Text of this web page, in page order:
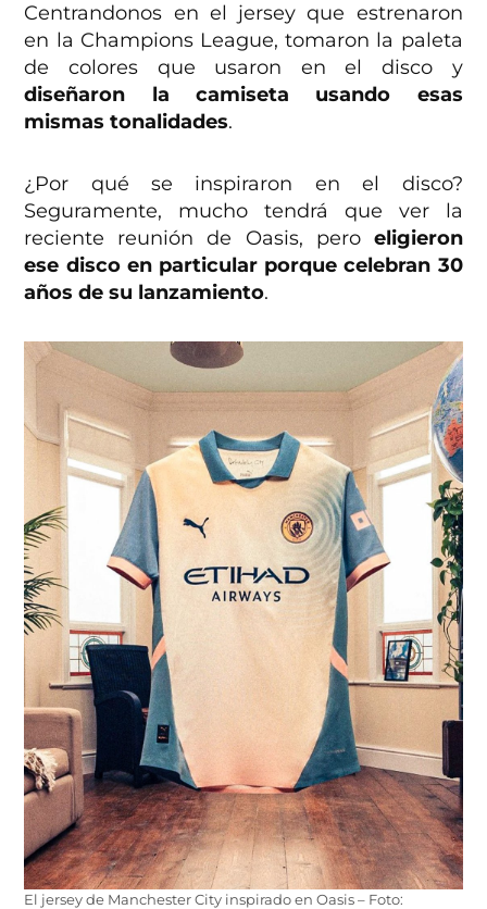
Centrandonos en el jersey que estrenaron
en la Champions League, tomaron la paleta
de colores que usaron en el disco y
diseñaron la camiseta usando esas
mismas tonalidades.
¿Por qué se inspiraron en el disco?
Seguramente, mucho tendrá que ver la
reciente reunión de Oasis, pero eligieron
ese disco en particular porque celebran 30
años de su lanzamiento.
El jersey de Manchester City inspirado en Oasis – Foto: